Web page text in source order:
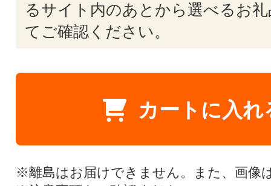
るサイト内のあとから選べるお
てご確認ください。
カートに入れ
※離島はお届けできません。また、画像